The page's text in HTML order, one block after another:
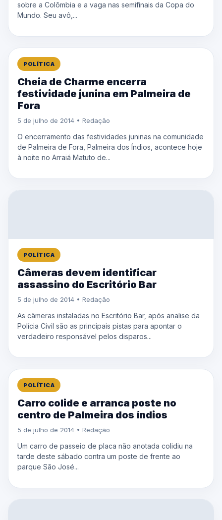
sobre a Colômbia e a vaga nas semifinais da Copa do
Mundo. Seu avô,...
POLÍTICA
Cheia de Charme encerra
festividade junina em Palmeira de
Fora
5 de julho de 2014 • Redação
O encerramento das festividades juninas na comunidade
de Palmeira de Fora, Palmeira dos Índios, acontece hoje
à noite no Arraiá Matuto de...
POLÍTICA
Câmeras devem identificar
assassino do Escritório Bar
5 de julho de 2014 • Redação
As câmeras instaladas no Escritório Bar, após analise da
Polícia Civil são as principais pistas para apontar o
verdadeiro responsável pelos disparos...
POLÍTICA
Carro colide e arranca poste no
centro de Palmeira dos índios
5 de julho de 2014 • Redação
Um carro de passeio de placa não anotada colidiu na
tarde deste sábado contra um poste de frente ao
parque São José...